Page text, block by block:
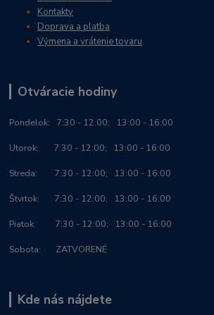
Kontakty
Doprava a platba
Výmena a vrátenie tovaru
Otváracie hodiny
Pondelok: 7:30 - 12:00; 13:00 - 16:00
Utorok: 7:30 - 12:00; 13:00 - 16:00
Streda: 7:30 - 12:00; 13:00 - 16:00
Štvrtok: 7:30 - 12:00; 13:00 - 16:00
Piatok: 7:30 - 12:00; 13:00 - 16:00
Sobota: ZATVORENÉ
Kde nás nájdete